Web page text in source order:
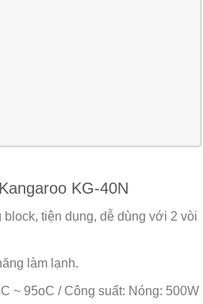
KG-40N
block, tiện dụng, dễ dùng với 2 vòi
làm lạnh.
~ 95oC / Công suất: Nóng: 500W